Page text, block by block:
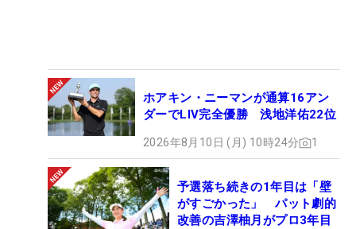
ホアキン・ニーマンが通算16アン
ダーでLIV完全優勝 浅地洋佑22位
2026年8月10日 (月) 10時24分 1
予選落ち続きの1年目は「壁
がすごかった」 パット劇的
改善の吉澤柚月がプロ3年目